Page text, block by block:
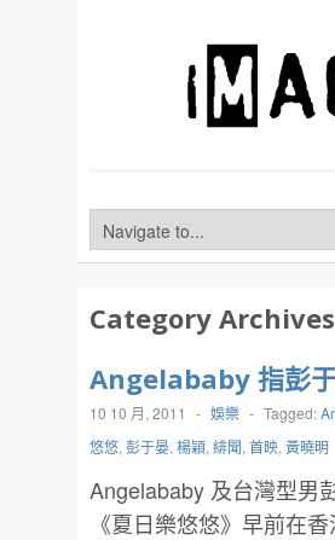
Category
Angelababy 指彭
10 10 月, 2011 - 娛樂 - Tagged:
悠悠, 彭于晏, 楊穎, 緋聞, 首映, 黃曉明
Angelababy 及台灣型男
《夏日樂悠悠》早前在